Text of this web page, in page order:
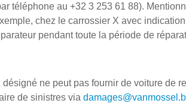
téléphone au +32 3 253 61 88).
chez le carrossier X avec
pendant toute la période de
ne peut pas fournir de voiture de
de sinistres via